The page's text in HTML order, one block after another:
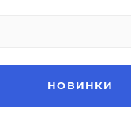
НОВИНКИ